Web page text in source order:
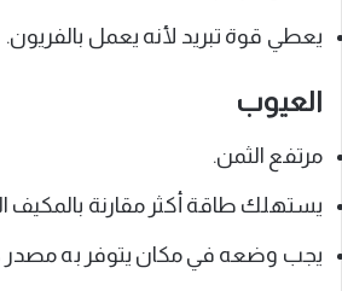
يعطي قوة تبريد لأنه يعمل بالفريون.
العيوب
مرتفع الثمن.
يستهلك طاقة أكثر مقارنة بالمكيف
يجب وضعه في مكان يتوفر به مصدر